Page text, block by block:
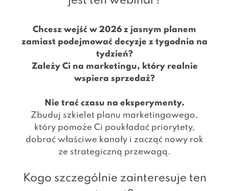
Chcesz wejść w 2026 z jasnym planem
zamiast podejmować decyzje z tygodnia na
tydzień?
Zależy Ci na marketingu, który realnie
wspiera sprzedaż?
Nie trać czasu na eksperymenty.
Zbuduj szkielet planu marketingowego,
który pomoże Ci poukładać priorytety,
dobrać właściwe kanały i zacząć nowy rok
ze strategiczną przewagą.
Kogo szczególnie zainteresuje ten